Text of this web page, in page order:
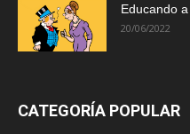
Educando
20/06/2022
CATEGORÍA POPULAR